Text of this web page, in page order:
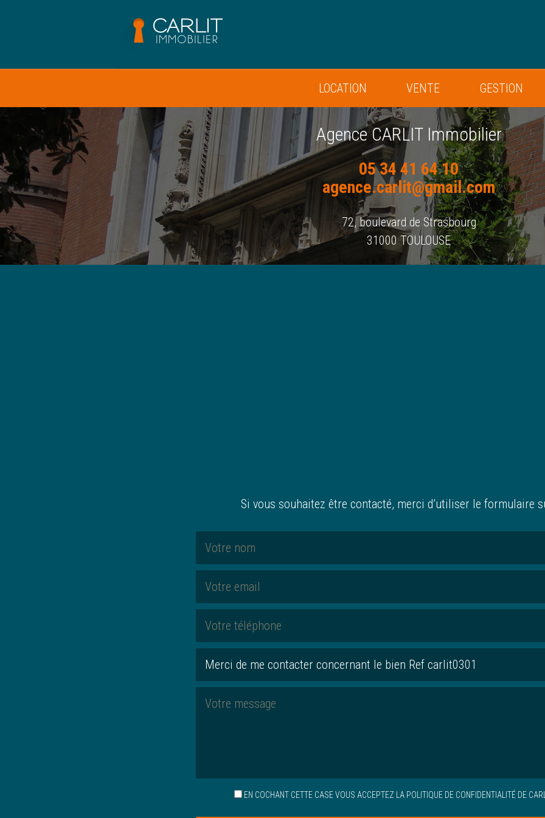
LOCATION VENTE GESTION
Agence CARLIT Immobilier
05 34 41 64 10
agence.carlit@gmail.com
72, boulevard de Strasbourg
31000 TOULOUSE
Si vous souhaitez être contacté, merci d’utiliser le formulaire
EN COCHANT CETTE CASE VOUS ACCEPTEZ LA POLITIQUE DE CONFIDENTIALITÉ DE